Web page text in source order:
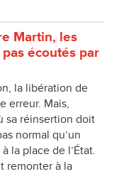
Martin, les
écoutés par
la libération de
erreur. Mais,
sa réinsertion doit
normal qu’un
la place de l’État.
remonter à la